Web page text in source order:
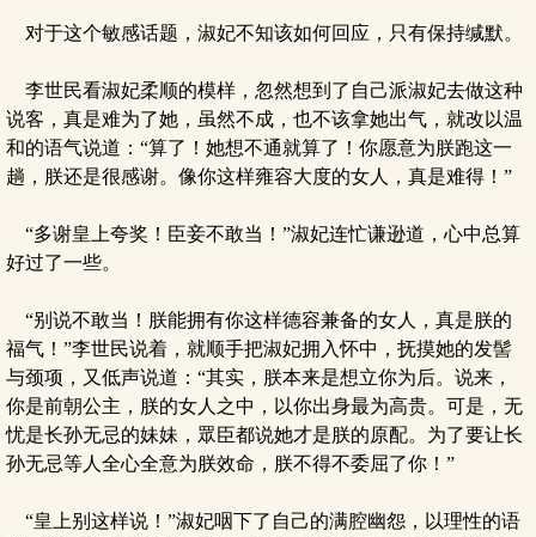
对于这个敏感话题，淑妃不知该如何回应，只有保持缄默。
李世民看淑妃柔顺的模样，忽然想到了自己派淑妃去做这种
说客，真是难为了她，虽然不成，也不该拿她出气，就改以温
和的语气说道：“算了！她想不通就算了！你愿意为朕跑这一
趟，朕还是很感谢。像你这样雍容大度的女人，真是难得！”
“多谢皇上夸奖！臣妾不敢当！”淑妃连忙谦逊道，心中总算
好过了一些。
“别说不敢当！朕能拥有你这样德容兼备的女人，真是朕的
福气！”李世民说着，就顺手把淑妃拥入怀中，抚摸她的发髻
与颈项，又低声说道：“其实，朕本来是想立你为后。说来，
你是前朝公主，朕的女人之中，以你出身最为高贵。可是，无
忧是长孙无忌的妹妹，眾臣都说她才是朕的原配。为了要让长
孙无忌等人全心全意为朕效命，朕不得不委屈了你！”
“皇上别这样说！”淑妃咽下了自己的满腔幽怨，以理性的语